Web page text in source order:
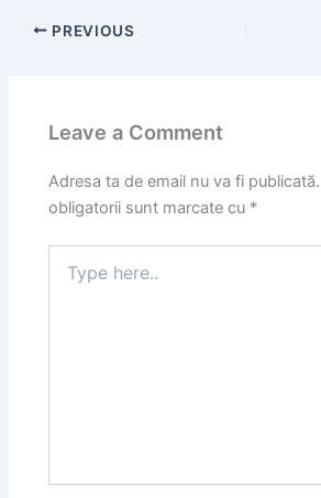
PREVIOUS
Leave a Comment
Adresa ta de email nu va fi publicată.
obligatorii sunt marcate cu *
here..